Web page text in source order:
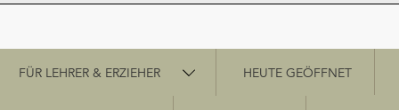
Schnellzugriff
FÜR LEHRER & ERZIEHER HEUTE GEÖFFNET